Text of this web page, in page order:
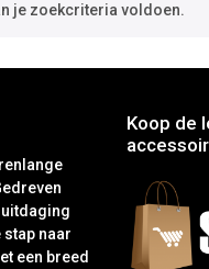
je zoekcriteria voldoen.
stap naar
een breed
Koop de